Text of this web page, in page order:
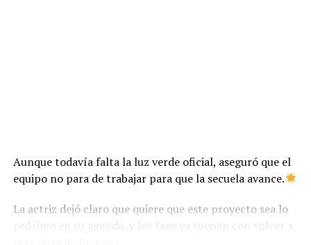
Aunque todavía falta la luz verde oficial, aseguró que el
equipo no para de trabajar para que la secuela avance.
La actriz dejó claro que quiere que este proyecto sea lo